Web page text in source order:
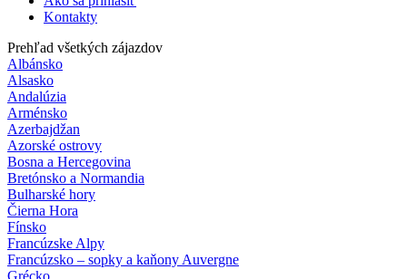
Kontakty
Prehľad všetkých zájazdov
Albánsko
Alsasko
Andalúzia
Arménsko
Azerbajdžan
Azorské ostrovy
Bosna a Hercegovina
Bretónsko a Normandia
Bulharské hory
Čierna Hora
Fínsko
Francúzske Alpy
Francúzsko – sopky a kaňony Auvergne
Grécko